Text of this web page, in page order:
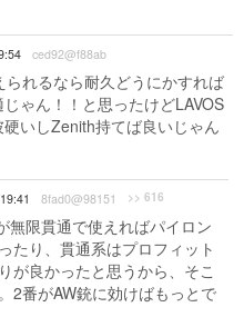
ced92@f88ab
れるなら耐久どうにかすれば
ゃん！！と思ったけどLAVOS
いしZenith持てば良いじゃん
8fad0@98151 >> 616
無限貫通で使えればパイロン
たり、貫通系はプロフィット
が良かったと思うから、そこ
2番がAW銃に効けばもっとで